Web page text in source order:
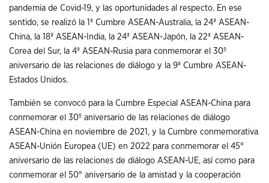
pandemia de Covid-19, y las oportunidades al respecto. En ese
sentido, se realizó la 1ª Cumbre ASEAN-Australia, la 24ª ASEAN-
China, la 18ª ASEAN-India, la 24ª ASEAN-Japón, la 22ª ASEAN-
Corea del Sur, la 4ª ASEAN-Rusia para conmemorar el 30º
aniversario de las relaciones de diálogo y la 9ª Cumbre ASEAN-
Estados Unidos.
También se convocó para la Cumbre Especial ASEAN-China para
conmemorar el 30º aniversario de las relaciones de diálogo
ASEAN-China en noviembre de 2021, y la Cumbre conmemorativa
ASEAN-Unión Europea (UE) en 2022 para conmemorar el 45°
aniversario de las relaciones de diálogo ASEAN-UE, así como para
conmemorar el 50° aniversario de la amistad y la cooperación